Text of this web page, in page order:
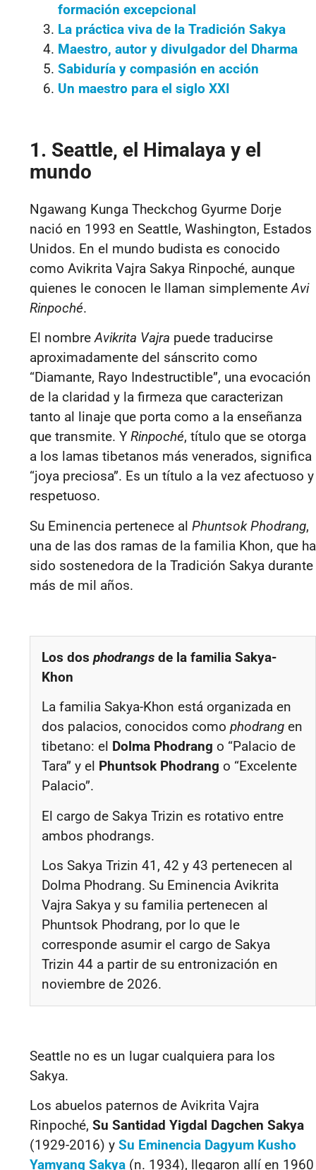
formación excepcional
La práctica viva de la Tradición Sakya
Maestro, autor y divulgador del Dharma
Sabiduría y compasión en acción
Un maestro para el siglo XXI
1. Seattle, el Himalaya y el
mundo
Ngawang Kunga Theckchog Gyurme Dorje
nació en 1993 en Seattle, Washington, Estados
Unidos. En el mundo budista es conocido
como Avikrita Vajra Sakya Rinpoché, aunque
quienes le conocen le llaman simplementeAvi
Rinpoché.
El nombreAvikrita Vajra puede traducirse
aproximadamente del sánscrito como
“Diamante, Rayo Indestructible”, una evocación
de la claridad y la firmeza que caracterizan
tanto al linaje que porta como a la enseñanza
que transmite. Y Rinpoché, título que se otorga
a los lamas tibetanos más venerados, significa
“joya preciosa”. Es un título a la vez afectuoso y
respetuoso.
Su Eminencia pertenece al Phuntsok Phodrang,
una de las dos ramas de la familia Khon, que ha
sido sostenedora de la Tradición Sakya durante
más de mil años.
Los dos phodrangs de la familia Sakya-
Khon
La familia Sakya-Khon está organizada en
dos palacios, conocidos como phodrang en
tibetano: el Dolma Phodrang o “Palacio de
Tara” y el Phuntsok Phodrang o “Excelente
Palacio”.
El cargo de Sakya Trizin es rotativo entre
ambos phodrangs.
Los Sakya Trizin 41, 42 y 43 pertenecen al
Dolma Phodrang. Su Eminencia Avikrita
Vajra Sakya y su familia pertenecen al
Phuntsok Phodrang, por lo que le
corresponde asumir el cargo de Sakya
Trizin 44 a partir de su entronización en
noviembre de 2026.
Seattle no es un lugar cualquiera para los
Sakya.
Los abuelos paternos de Avikrita Vajra
Rinpoché, Su Santidad Yigdal Dagchen Sakya
(1929-2016) y Su Eminencia Dagyum Kusho
Yamyang Sakya (n. 1934), llegaron allí en 1960